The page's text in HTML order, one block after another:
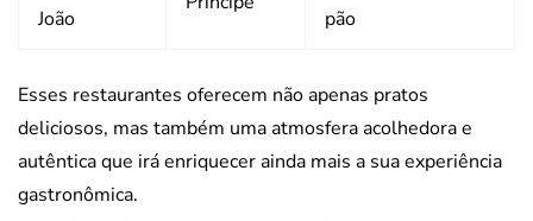
João
pão
Esses restaurantes oferecem não apenas pratos
deliciosos, mas também uma atmosfera acolhedora e
autêntica que irá enriquecer ainda mais a sua experiência
gastronômica.